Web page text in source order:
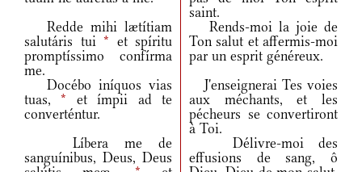
saint.
Redde mihi lætítiam
salutáris tui * et spíritu
promptíssimo confírma
me.
Rends-moi la joie de
Ton salut et affermis-moi
par un esprit généreux.
Docébo iníquos vias
tuas,* et ímpii ad te
converténtur.
J'enseignerai Tes voies
aux méchants, et les
pécheurs se convertiront
à Toi.
Líbera me de
sanguínibus, Deus, Deus
Délivre-moi des
effusions de sang, ô